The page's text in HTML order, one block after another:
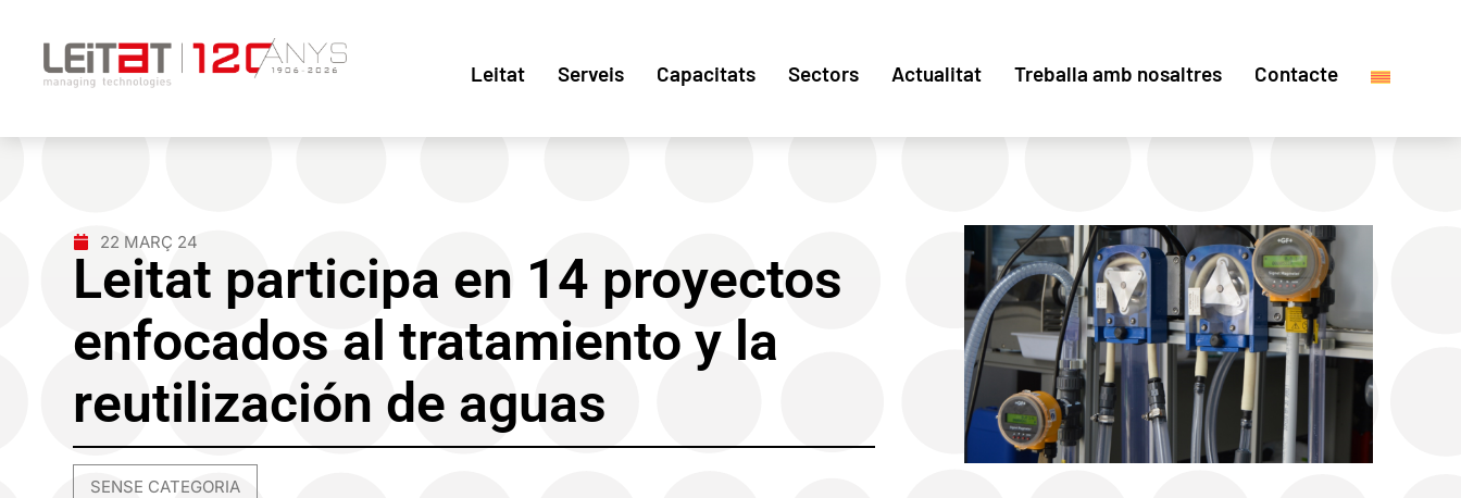
Leitat Serveis Capacitats Sectors Actualitat Treballa amb nosaltres Contacte
22 MARÇ 24
Leitat participa en 14 proyectos
enfocados al tratamiento y la
reutilización de aguas
SENSE CATEGORIA